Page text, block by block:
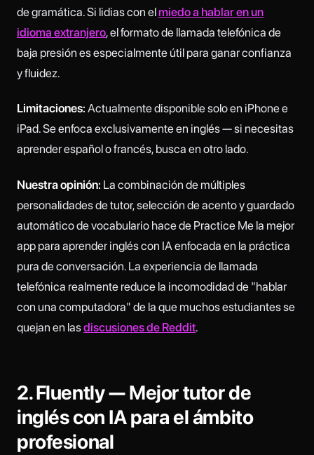
de gramática. Si lidias con elmiedo a hablar en un
idioma extranjero, el formato de llamada telefónica de
baja presión es especialmente útil para ganar confianza
y fluidez.
Limitaciones: Actualmente disponible solo en iPhone e
iPad. Se enfoca exclusivamente en inglés — si necesitas
aprender español o francés, busca en otro lado.
Nuestra opinión: La combinación de múltiples
personalidades de tutor, selección de acento y guardado
automático de vocabulario hace de Practice Me la mejor
app para aprender inglés con IA enfocada en la práctica
pura de conversación. La experiencia de llamada
telefónica realmente reduce la incomodidad de "hablar
con una computadora" de la que muchos estudiantes se
quejan en lasdiscusiones de Reddit.
2. Fluently — Mejor tutor de
inglés con IA para el ámbito
profesional